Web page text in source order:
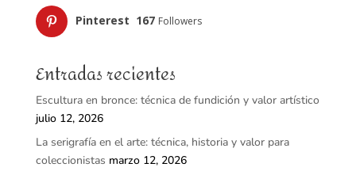
Pinterest 167 Followers
Entradas recientes
Escultura en bronce: técnica de fundición y valor artístico
julio 12, 2026
La serigrafía en el arte: técnica, historia y valor para
coleccionistas marzo 12, 2026